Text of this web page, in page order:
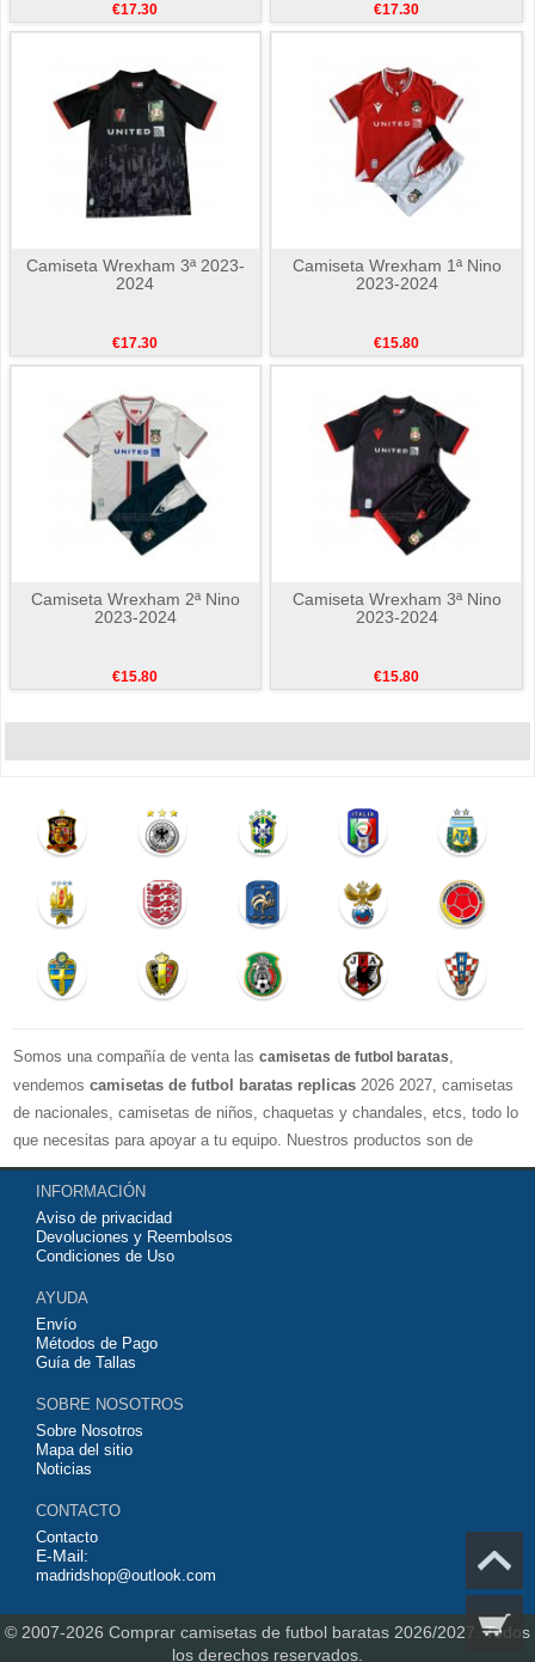
€17.30 €17.30
Camiseta Wrexham 3ª 2023-
2024
€17.30
Camiseta Wrexham 1ª Nino
2023-2024
€15.80
Camiseta Wrexham 2ª Nino
2023-2024
€15.80
Camiseta Wrexham 3ª Nino
2023-2024
€15.80
Somos una compañía de venta las camisetas de futbol baratas
vendemos camisetas de futbol baratas replicas 2026 2027, camisetas
de nacionales, camisetas de niños, chaquetas y chandales, etcs, todo lo
que necesitas para apoyar a tu equipo. Nuestros productos son de
exelente calidad y buen precio. Espero que usted puede estar satisfecho,
Agradecemos sus comentarios y sugerencias.
INFORMACIÓN
Aviso de privacidad
Devoluciones y Reembolsos
Condiciones de Uso
AYUDA
Envío
Métodos de Pago
Guía de Tallas
SOBRE NOSOTROS
Sobre Nosotros
Mapa del sitio
Noticias
CONTACTO
Contacto
E-Mail:
madridshop@outlook.com
© 2007-2026 Comprar camisetas de futbol baratas 2026/2027.Todos
los derechos reservados.